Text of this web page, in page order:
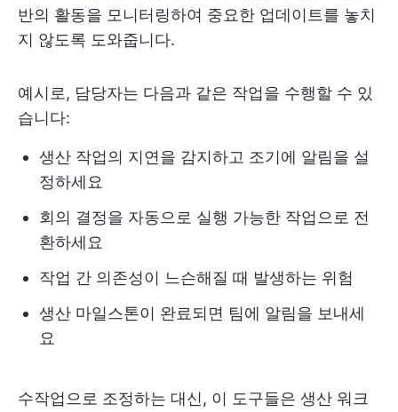
반의 활동을 모니터링하여 중요한 업데이트를 놓치
지 않도록 도와줍니다.
예시로, 담당자는 다음과 같은 작업을 수행할 수 있
습니다:
생산 작업의 지연을 감지하고 조기에 알림을 설
정하세요
회의 결정을 자동으로 실행 가능한 작업으로 전
환하세요
작업 간 의존성이 느슨해질 때 발생하는 위험
생산 마일스톤이 완료되면 팀에 알림을 보내세
요
수작업으로 조정하는 대신, 이 도구들은 생산 워크